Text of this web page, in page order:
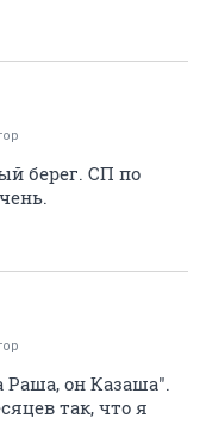
берег. СП по
он Казаша".
так, что я